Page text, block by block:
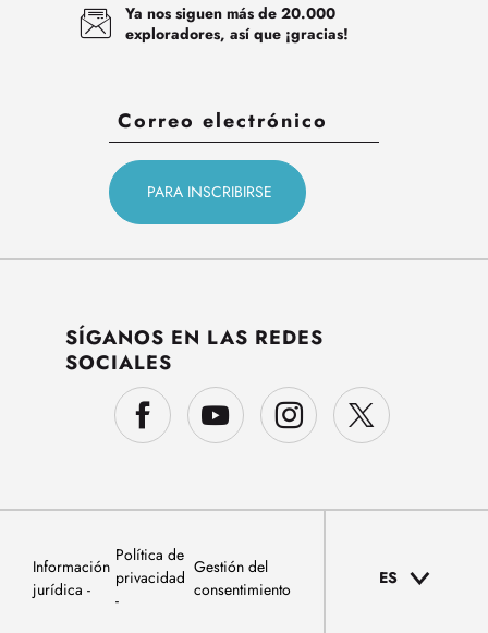
Ya nos siguen más de 20.000
exploradores, así que ¡gracias!
SÍGANOS EN LAS REDES
SOCIALES
Información
jurídica
Política de
privacidad
Gestión del
consentimiento
ES